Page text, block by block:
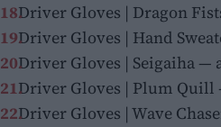
Driver Gloves | Dragon
Driver Gloves | Hand
Driver Gloves | Seigaiha —
Driver Gloves | Plum Quill
Driver Gloves | Wave